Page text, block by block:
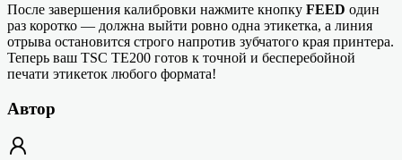
После завершения калибровки нажмите кнопку FEED один
раз коротко — должна выйти ровно одна этикетка, а линия
отрыва остановится строго напротив зубчатого края принтера.
Теперь ваш TSC TE200 готов к точной и бесперебойной
печати этикеток любого формата!
Автор